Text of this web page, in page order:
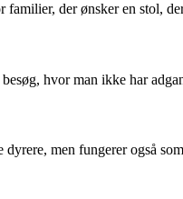
der ønsker en stol,
hvor man ikke har
men fungerer også